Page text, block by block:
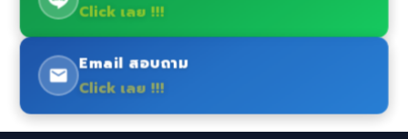
Click เลย !!!
Email สอบถาม
Click เลย !!!